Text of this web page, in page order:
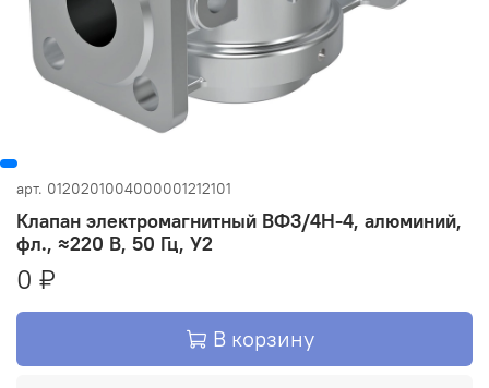
арт. 0120201004000001212101
Клапан электромагнитный ВФ3/4Н-4, алюминий,
фл., ≈220 В, 50 Гц, У2
0 ₽
В корзину